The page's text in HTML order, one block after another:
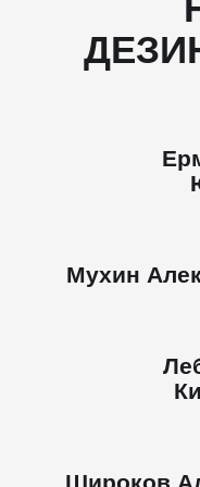
Мухин
Широков